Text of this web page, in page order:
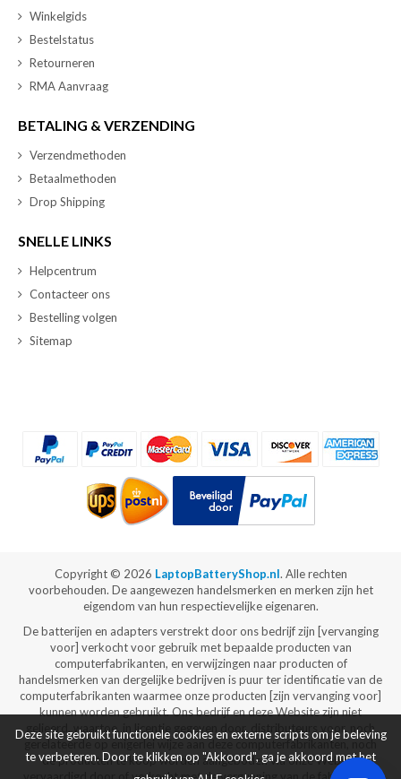
Winkelgids
Bestelstatus
Retourneren
RMA Aanvraag
BETALING & VERZENDING
Verzendmethoden
Betaalmethoden
Drop Shipping
SNELLE LINKS
Helpcentrum
Contacteer ons
Bestelling volgen
Sitemap
Copyright © 2026 LaptopBatteryShop.nl. Alle rechten
voorbehouden. De aangewezen handelsmerken en merken zijn het
eigendom van hun respectievelijke eigenaren.
De batterijen en adapters verstrekt door ons bedrijf zijn [vervanging
voor] verkocht voor gebruik met bepaalde producten van
computerfabrikanten, en verwijzingen naar producten of
handelsmerken van dergelijke bedrijven is puur ter identificatie van de
computerfabrikanten waarmee onze producten [zijn vervanging voor]
kunnen worden gebruikt. Ons bedrijf en deze Website zijn niet
gelieerd, waartoe, in licentie gegeven door, distributeurs voor, noch
gerelateerde op enigerlei wijze aan deze computerfabrikanten, noch
de producten te koop worden aangeboden via onze Website
Deze site gebruikt functionele cookies en externe scripts om je beleving
te verbeteren. Door te klikken op "Akkoord", ga je akkoord met het